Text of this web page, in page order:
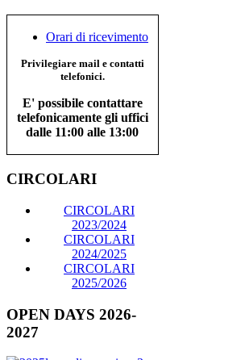
Orari di ricevimento
Privilegiare mail e contatti
telefonici.
E' possibile contattare
telefonicamente gli uffici
dalle 11:00 alle 13:00
CIRCOLARI
CIRCOLARI
2023/2024
CIRCOLARI
2024/2025
CIRCOLARI
2025/2026
OPEN DAYS 2026-
2027